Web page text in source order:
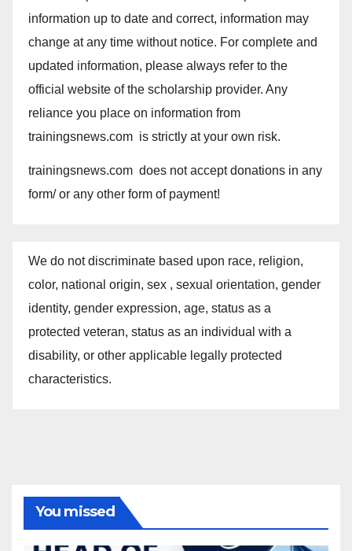
information up to date and correct, information may
change at any time without notice. For complete and
updated information, please always refer to the
official website of the scholarship provider. Any
reliance you place on information from
trainingsnews.com is strictly at your own risk.
trainingsnews.com does not accept donations in any
form/ or any other form of payment!
We do not discriminate based upon race, religion,
color, national origin, sex , sexual orientation, gender
identity, gender expression, age, status as a
protected veteran, status as an individual with a
disability, or other applicable legally protected
characteristics.
You missed